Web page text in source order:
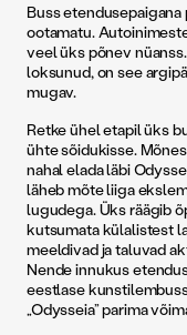
Buss
ootamatu.
veel üks põnev
loksunud, on see
mugav.
Retke ühel etapil üks
ühte sõidukisse.
nahal elada läbi
läheb mõte liiga
lugudega. Üks räägib
kutsumata külalistest
meeldivad ja taluvad
Nende innukus
eestlase
„Odysseia” parima